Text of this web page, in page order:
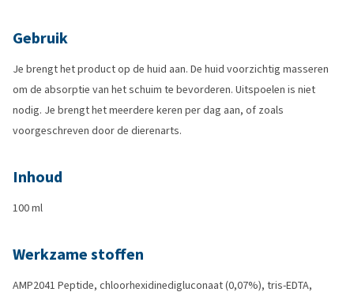
Gebruik
Je brengt het product op de huid aan. De huid voorzichtig masseren
om de absorptie van het schuim te bevorderen. Uitspoelen is niet
nodig. Je brengt het meerdere keren per dag aan, of zoals
voorgeschreven door de dierenarts.
Inhoud
100 ml
Werkzame stoffen
AMP2041 Peptide, chloorhexidinedigluconaat (0,07%), tris-EDTA,